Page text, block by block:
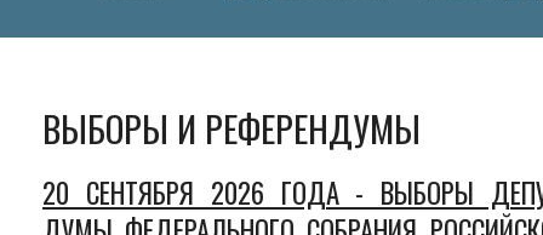
ВЫБОРЫ И РЕФЕРЕНДУМЫ
20 СЕНТЯБРЯ 2026 ГОДА - ВЫБОРЫ